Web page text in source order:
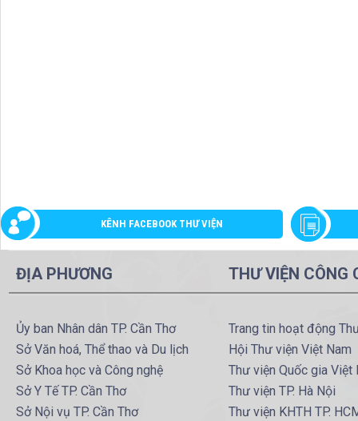
KÊNH FACEBOOK THƯ VIỆN
ĐỊA PHƯƠNG
Ủy ban Nhân dân TP. Cần Thơ
Sở Văn hoá, Thể thao và Du lịch
Sở Khoa học và Công nghệ
Sở Y Tế TP. Cần Thơ
Sở Nội vụ TP. Cần Thơ
THƯ VIỆN CÔNG
Trang tin hoạt động
Hội Thư viện Việt Nam
Thư viện Quốc gia Việt
Thư viện TP. Hà Nội
Thư viện KHTH TP.